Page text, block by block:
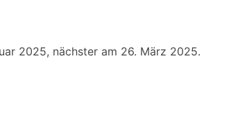
2025, nächster am 26. März 2025.